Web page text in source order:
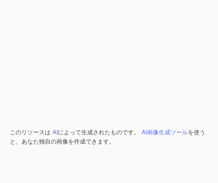
このリソースは AIによって生成されたものです。 AI画像生成ツールを使う
と、あなた独自の画像を作成できます。